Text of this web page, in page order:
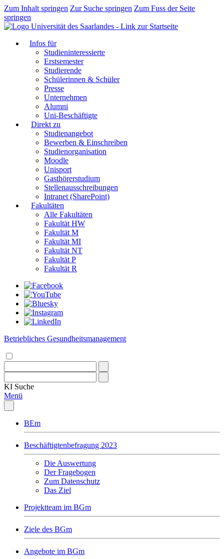
Zum Inhalt springen Zur Suche springen Zum Fuss der Seite
springen
Infos für
Studieninteressierte
Erstsemester
Studierende
Schülerinnen & Schüler
Presse
Unternehmen
Alumni
Uni-Beschäftigte
Direkt zu
Studienangebot
Bewerben & Einschreiben
Studienorganisation
Moodle
Unisport
Gasthörerstudium
Stellenausschreibungen
Intranet (SharePoint)
Fakultäten
Alle Fakultäten
Fakultät HW
Fakultät M
Fakultät MI
Fakultät NT
Fakultät P
Fakultät R
Betriebliches Gesundheitsmanagement
KI Suche
Menü
BEm
Beschäftigtenbefragung 2023
Die Auswertung
Der Fragebogen
Zum Datenschutz
Das Ziel
Projektteam im BGm
Ziele des BGm
Angebote im BGm